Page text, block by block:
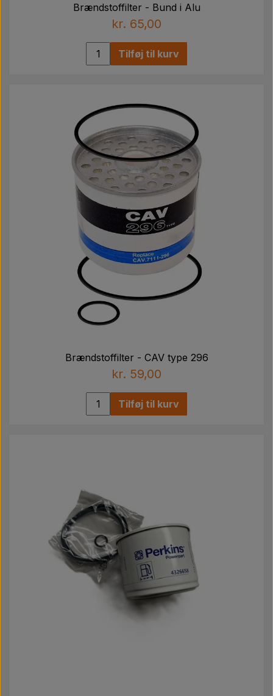
Brændstoffilter - Bund i Alu
kr. 65,00
Tilføj til kurv
Brændstoffilter - CAV type 296
kr. 59,00
Tilføj til kurv